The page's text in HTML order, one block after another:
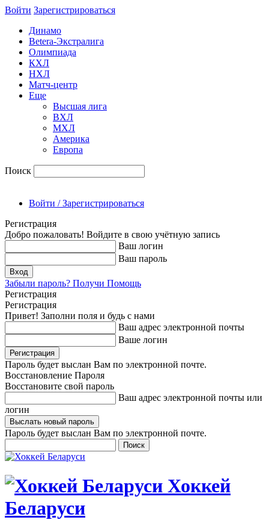
Войти Зарегиcтрироваться
Динамо
Betera-Экстралига
Олимпиада
КХЛ
НХЛ
Матч-центр
Еще
Высшая лига
ВХЛ
МХЛ
Америка
Европа
Поиск
Войти / Зарегистрироваться
Регистрация
Добро пожаловать! Войдите в свою учётную запись
Ваш логин
Ваш пароль
Забыли пароль? Получи Помощь
Регистрация
Регистрация
Привет! Заполни поля и будь с нами
Ваш адрес электронной почты
Ваше логин
Пароль будет выслан Вам по электронной почте.
Восстановление Пароля
Восстановите свой пароль
Ваш адрес электронной почты или
логин
Пароль будет выслан Вам по электронной почте.
Хоккей
Беларуси